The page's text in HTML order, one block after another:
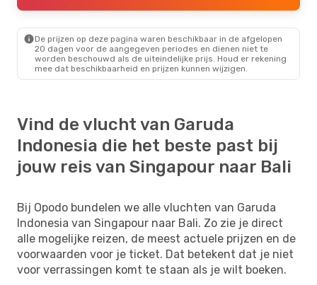
De prijzen op deze pagina waren beschikbaar in de afgelopen
20 dagen voor de aangegeven periodes en dienen niet te
worden beschouwd als de uiteindelijke prijs. Houd er rekening
mee dat beschikbaarheid en prijzen kunnen wijzigen.
Vind de vlucht van Garuda
Indonesia die het beste past bij
jouw reis van Singapour naar Bali
Bij Opodo bundelen we alle vluchten van Garuda
Indonesia van Singapour naar Bali. Zo zie je direct
alle mogelijke reizen, de meest actuele prijzen en de
voorwaarden voor je ticket. Dat betekent dat je niet
voor verrassingen komt te staan als je wilt boeken.